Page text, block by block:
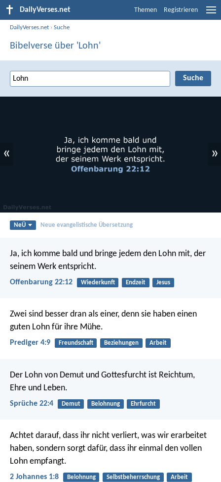
DailyVerses.net Themen Registrieren
DailyVerses.net ›Suche
Bibelverse über 'Lohn'
« »
NeÜ Neue evangelistische Übersetzung
Ja, ich komme bald und bringe jedem den Lohn mit, der
seinem Werk entspricht.
Offenbarung 22:12 Wiederkunft Endzeit Jesus
Zwei sind besser dran als einer, denn sie haben einen
guten Lohn für ihre Mühe.
Prediger 4:9 Freundschaft Beziehungen Arbeit
Der Lohn von Demut und Gottesfurcht ist Reichtum,
Ehre und Leben.
Sprüche 22:4 Demut Belohnung Ehrfurcht
Achtet darauf, dass ihr nicht verliert, was wir erarbeitet
haben, sondern sorgt dafür, dass ihr einmal den vollen
Lohn empfangt.
2 Johannes 1:8 Belohnung Selbstbeherrschung Arbeit